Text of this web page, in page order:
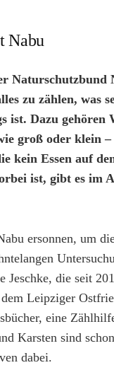
Nabu
Naturschutzbund
zu zählen, was
ist. Dazu
groß oder klein
kein Essen auf
ist, gibt es im
ersonnen, um
Jeschke, die seit
Leipziger
eine
Karsten sind
dabei.